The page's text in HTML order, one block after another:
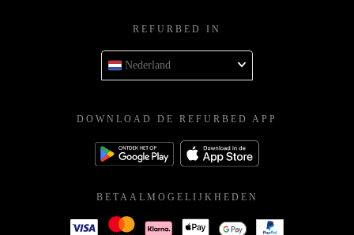
REFURBED IN
Nederland
DOWNLOAD DE REFURBED APP
BETAALMOGELIJKHEDEN